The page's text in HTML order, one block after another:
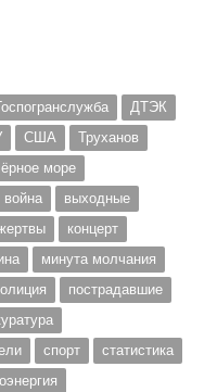
ДТЭК
США
Труханов
море
война
выходные
концерт
минута молчания
пострадавшие
спорт
статистика